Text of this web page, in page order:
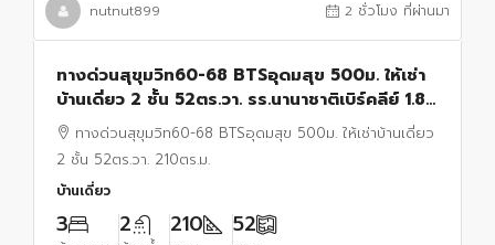
nutnut899 2 ชั่วโมง ที่ผ่านมา
ทางด่วนสุขุมวิท60-68 BTSอุดมสุข 500ม. ให้เช่า
บ้านเดี่ยว 2 ชั้น 52ตร.วา. รร.นานาชาติเบิร์คลีย์ 1.8
กม. 3 นอน 2 น้ำ ตลาดอุดมสุข 300 ม.
ทางด่วนสุขุมวิท60-68 BTSอุดมสุข 500ม. ให้เช่าบ้านเดี่ยว
2 ชั้น 52ตร.วา. 210ตร.ม.
บ้านเดี่ยว
3 2 210 52